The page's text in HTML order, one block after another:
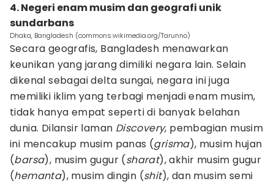
4. Negeri enam musim dan geografi unik
sundarbans
Dhaka, Bangladesh (commons.wikimedia.org/Tarunno)
Secara geografis, Bangladesh menawarkan
keunikan yang jarang dimiliki negara lain. Selain
dikenal sebagai delta sungai, negara ini juga
memiliki iklim yang terbagi menjadi enam musim,
tidak hanya empat seperti di banyak belahan
dunia. Dilansir laman Discovery, pembagian musim
ini mencakup musim panas (grisma), musim hujan
(barsa), musim gugur (sharat), akhir musim gugur
(hemanta), musim dingin (shit), dan musim semi